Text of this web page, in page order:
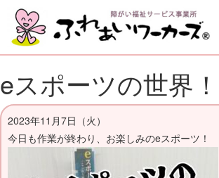
eスポーツの世界！
2023年11月7日（火）
今日も作業が終わり、お楽しみのeスポーツ！